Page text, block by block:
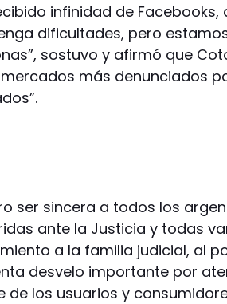
infinidad de
dificultades, pero
sostuvo y afirmó que
más denunciados
ser sincera a todos los
ante la Justicia y todas
a la familia judicial, al
desvelo importante por
de los usuarios y